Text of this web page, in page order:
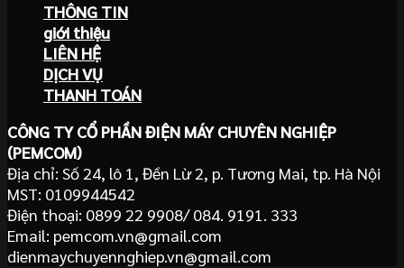
THÔNG TIN
giới thiệu
LIÊN HỆ
DỊCH VỤ
THANH TOÁN
CÔNG TY CỔ PHẦN ĐIỆN MÁY CHUYÊN NGHIỆP
(PEMCOM)
Địa chỉ: Số 24, lô 1, Đền Lừ 2, p. Tương Mai, tp. Hà Nội
MST: 0109944542
Điện thoại: 0899 22 9908/ 084. 9191. 333
Email: pemcom.vn@gmail.com
dienmaychuyennghiep.vn@gmail.com